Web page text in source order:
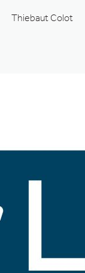
Thiebaut Colot